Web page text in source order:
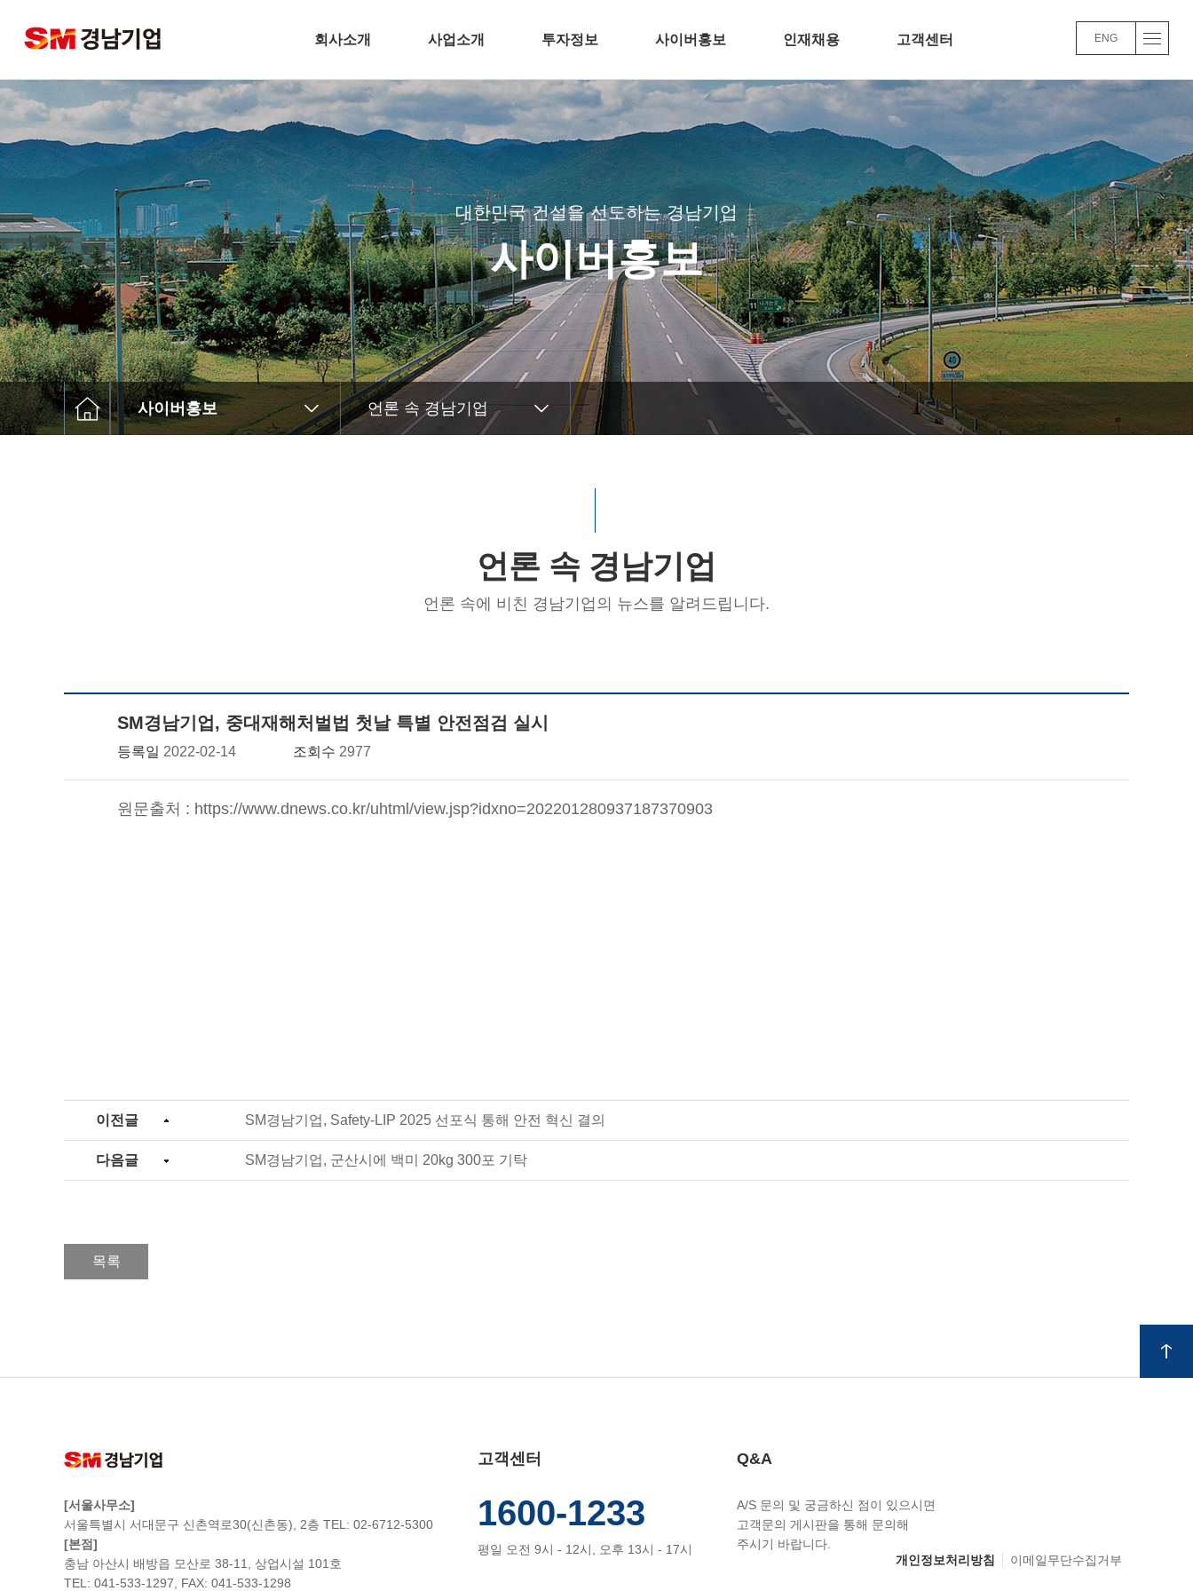
회사소개
기업개요
CEO 인사말
비전
주요연혁
경남기업 네트워크
안전보건방침
기술경영
환경경영
찾아오시는길
사업소개
주택개발
토목
플랜트
환경
해외
인테리어
투자정보
전자공고
사이버홍보
언론 속 경남기업
분양뉴스
CI
BI
TV광고
공기질 측정결과
인재채용
채용정보
인사/교육/복리후생
채용FAQ
고객센터
Q&A
경남기업 주요사업실적
바로가기
품질/환경 경영방침
바로가기
ENG
대한민국 건설을 선도하는 경남기업
사이버홍보
사이버홍보 언론 속 경남기업
언론 속 경남기업
언론 속에 비친 경남기업의 뉴스를 알려드립니다.
SM경남기업, 중대재해처벌법 첫날 특별 안전점검 실시
등록일 2022-02-14 조회수 2977
원문출처 : https://www.dnews.co.kr/uhtml/view.jsp?idxno=202201280937187370903
이전글 SM경남기업, Safety-LIP 2025 선포식 통해 안전 혁신 결의
다음글 SM경남기업, 군산시에 백미 20kg 300포 기탁
목록
[서울사무소]
서울특별시 서대문구 신촌역로30(신촌동), 2층 TEL: 02-6712-5300
[본점]
충남 아산시 배방읍 모산로 38-11, 상업시설 101호
TEL: 041-533-1297, FAX: 041-533-1298
고객센터
1600-1233
평일 오전 9시 - 12시, 오후 13시 - 17시
Q&A
A/S 문의 및 궁금하신 점이 있으시면
고객문의 게시판을 통해 문의해
주시기 바랍니다.
개인정보처리방침
이메일무단수집거부